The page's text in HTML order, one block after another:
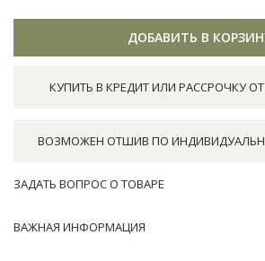
ДОБАВИТЬ В
КУПИТЬ В КРЕДИТ ИЛИ РАССРОЧКУ
ВОЗМОЖЕН ОТШИВ ПО
ЗАДАТЬ ВОПРОС О ТОВАРЕ
ВАЖНАЯ ИНФОРМАЦИЯ